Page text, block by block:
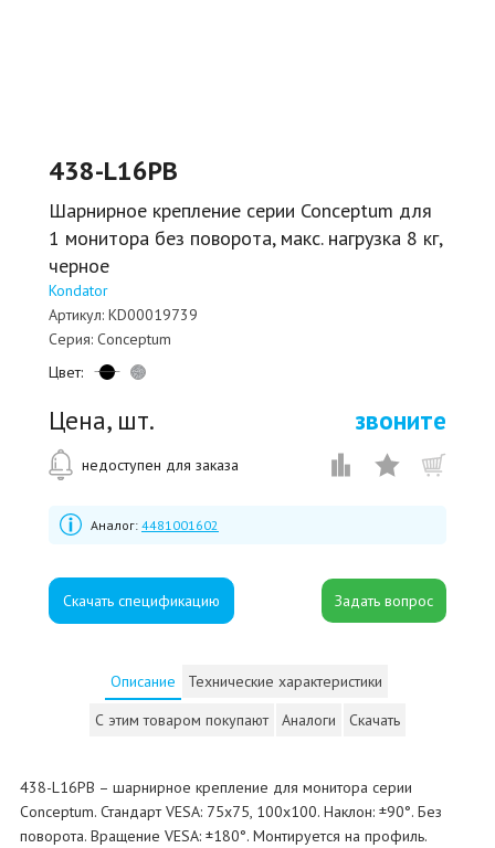
438-L16PB
Шарнирное крепление серии Conceptum для
1 монитора без поворота, макс. нагрузка 8 кг,
черное
Kondator
Артикул: KD00019739
Серия: Conceptum
Цвет:
Цена, шт. звоните
недоступен для заказа
Аналог: 4481001602
Скачать спецификацию
Описание
Технические характеристики
С этим товаром покупают
Аналоги Скачать
438-L16PB – шарнирное крепление для монитора серии
Conceptum. Стандарт VESA: 75x75, 100x100. Наклон: ±90°. Без
поворота. Вращение VESA: ±180°. Монтируется на профиль.